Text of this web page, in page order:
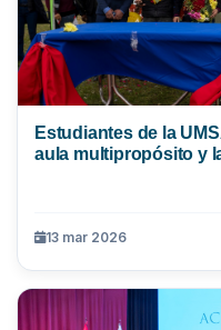
Estudiantes de la
aula multipropósito y
13 mar 2026